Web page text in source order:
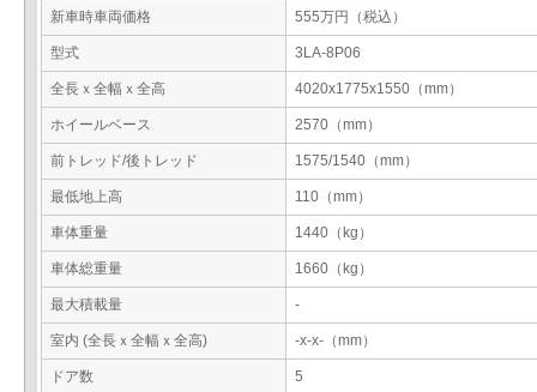
新車時車両価格 555万円（税込）
型式 3LA-8P06
全長ｘ全幅ｘ全高 4020x1775x1550（mm）
ホイールベース 2570（mm）
前トレッド/後トレッド 1575/1540（mm）
最低地上高 110（mm）
車体重量 1440（kg）
車体総重量 1660（kg）
最大積載量 -
室内 (全長ｘ全幅ｘ全高) -x-x-（mm）
ドア数 5